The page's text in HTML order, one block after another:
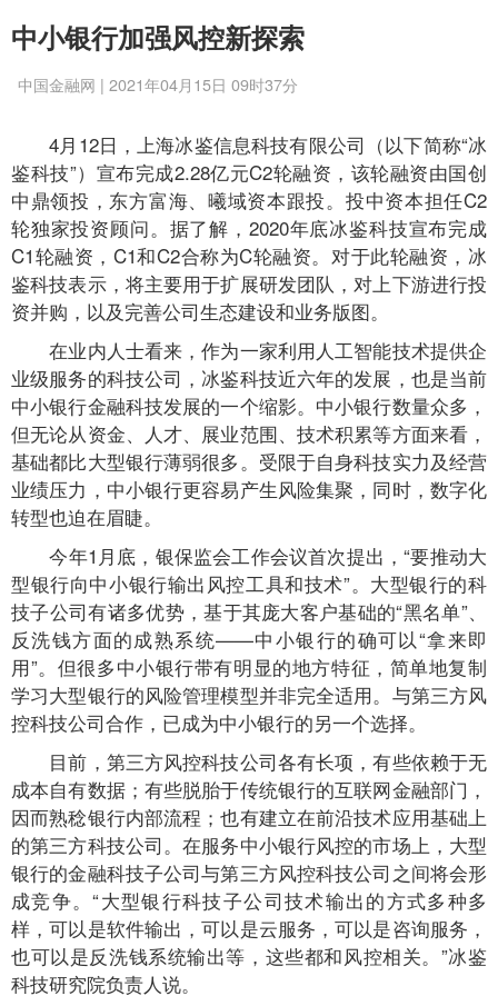
中小银行加强风控新探索
中国金融网 | 2021年04月15日 09时37分
4月12日，上海冰鉴信息科技有限公司（以下简称“冰
鉴科技”）宣布完成2.28亿元C2轮融资，该轮融资由国创
中鼎领投，东方富海、曦域资本跟投。投中资本担任C2
轮独家投资顾问。据了解，2020年底冰鉴科技宣布完成
C1轮融资，C1和C2合称为C轮融资。对于此轮融资，冰
鉴科技表示，将主要用于扩展研发团队，对上下游进行投
资并购，以及完善公司生态建设和业务版图。
在业内人士看来，作为一家利用人工智能技术提供企
业级服务的科技公司，冰鉴科技近六年的发展，也是当前
中小银行金融科技发展的一个缩影。中小银行数量众多，
但无论从资金、人才、展业范围、技术积累等方面来看，
基础都比大型银行薄弱很多。受限于自身科技实力及经营
业绩压力，中小银行更容易产生风险集聚，同时，数字化
转型也迫在眉睫。
今年1月底，银保监会工作会议首次提出，“要推动大
型银行向中小银行输出风控工具和技术”。大型银行的科
技子公司有诸多优势，基于其庞大客户基础的“黑名单”、
反洗钱方面的成熟系统——中小银行的确可以“拿来即
用”。但很多中小银行带有明显的地方特征，简单地复制
学习大型银行的风险管理模型并非完全适用。与第三方风
控科技公司合作，已成为中小银行的另一个选择。
目前，第三方风控科技公司各有长项，有些依赖于无
成本自有数据；有些脱胎于传统银行的互联网金融部门，
因而熟稔银行内部流程；也有建立在前沿技术应用基础上
的第三方科技公司。在服务中小银行风控的市场上，大型
银行的金融科技子公司与第三方风控科技公司之间将会形
成竞争。“大型银行科技子公司技术输出的方式多种多
样，可以是软件输出，可以是云服务，可以是咨询服务，
也可以是反洗钱系统输出等，这些都和风控相关。”冰鉴
科技研究院负责人说。